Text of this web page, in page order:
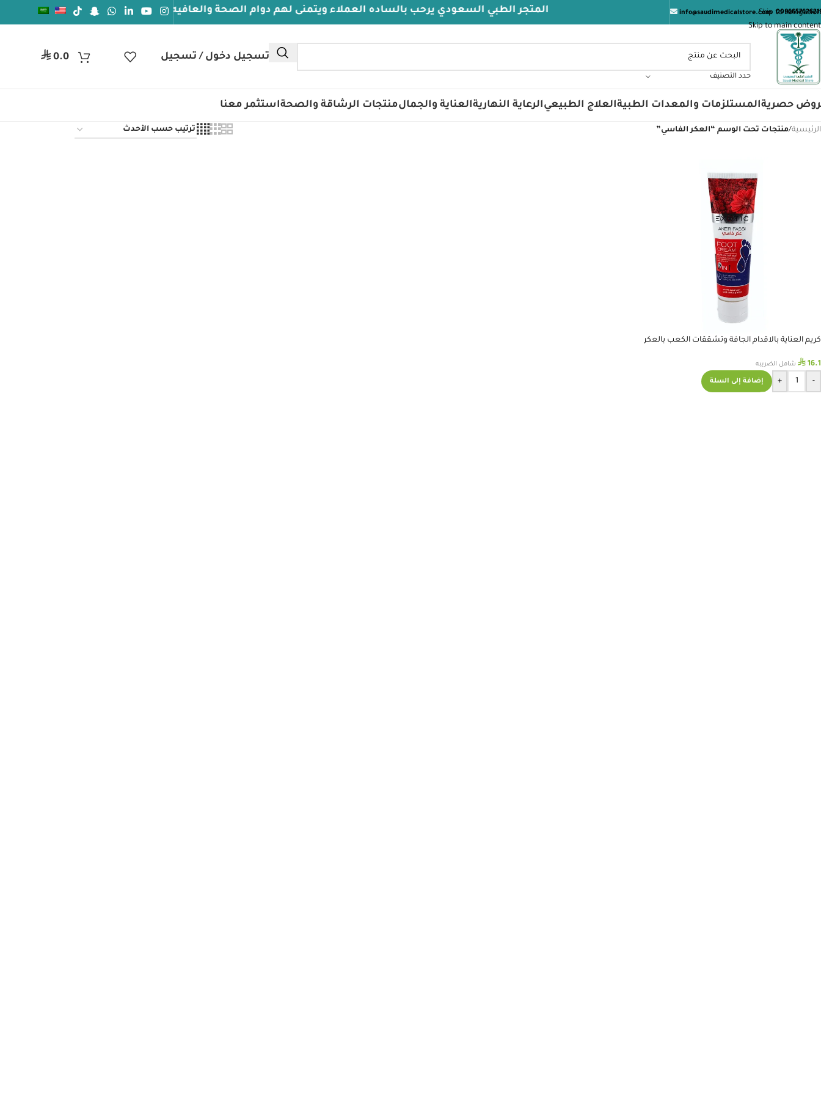
Skip to navigation
Skip to main content
info@saudimedicalstore.com المتجر الطبي السعودي يرحب بالساده العملاء ويتمنى لهم دوام الصحة والعافيه
حدد التصنيف
تسجيل دخول / تسجيل ر.س0.0
حصريةالمستلزمات والمعدات الطبيةالعلاج الطبيعيالرعاية النهاريةالعناية والجمالمنتجات الرشاقة والصحةاستثمر معنا
الرئيسية/منتجات تحت الوسم “العكر الفاسي”
كريم العناية بالاقدام الجافة وتشققات الكعب بالعكر
⃁ 16.1 شامل الضريبه
-
+ إضافة إلى السلة